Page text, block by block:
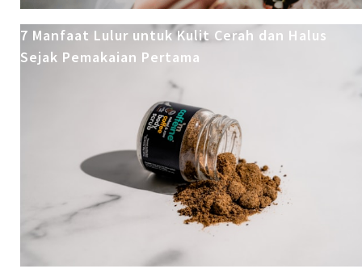
7 Manfaat Lulur untuk Kulit Cerah dan Halus
Sejak Pemakaian Pertama